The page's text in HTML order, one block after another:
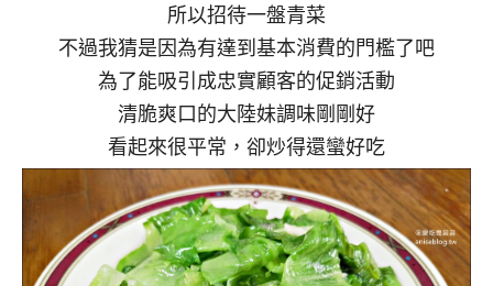
所以招待一盤青菜
不過我猜是因為有達到基本消費的門檻了吧
為了能吸引成忠實顧客的促銷活動
清脆爽口的大陸妹調味剛剛好
看起來很平常，卻炒得還蠻好吃